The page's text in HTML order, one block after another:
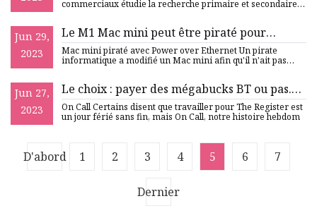
commerciaux étudie la recherche primaire et secondaire
Jun 29,
2023
Le M1 Mac mini peut être piraté pour
prendre le pouvoir sur PoE
Mac mini piraté avec Power over Ethernet Un pirate
informatique a modifié un Mac mini afin qu'il n'ait pas
Jun 27,
2023
Le choix : payer des mégabucks BT ou pas.
OK, ce n'est pas le choix • The Register
On Call Certains disent que travailler pour The Register est
un jour férié sans fin, mais On Call, notre histoire hebdom
D'abord 1 2 3 4 5 6 7
Dernier